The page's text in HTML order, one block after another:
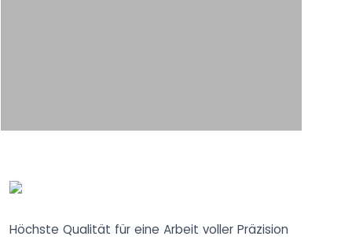
Höchste Qualität für eine Arbeit voller Präzision